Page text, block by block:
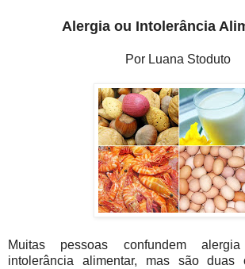
Alergia ou Intolerância
Por Luana Stoduto
Muitas pessoas confundem
intolerância alimentar, mas são duas